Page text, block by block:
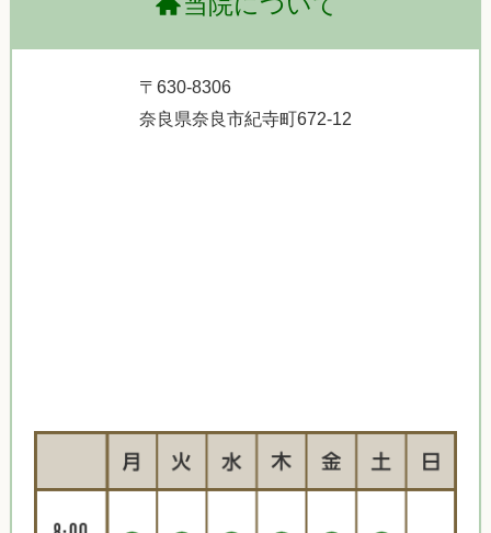
〒630-8306
奈良県奈良市紀寺町672-12